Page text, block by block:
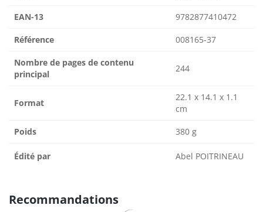
EAN-13 9782877410472
Référence 008165-37
Nombre de pages de contenu
principal
244
Format
22.1 x 14.1 x 1.1
cm
Poids 380 g
Édité par Abel POITRINEAU
Recommandations